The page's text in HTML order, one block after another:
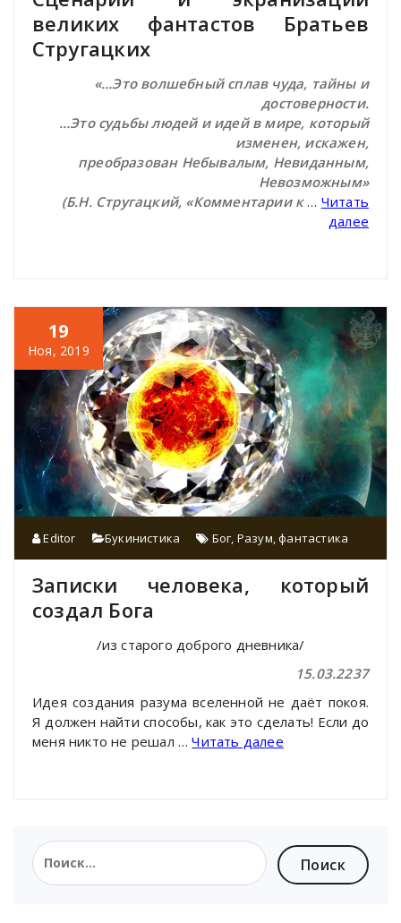
великих фантастов Братьев
Стругацких
«…Это волшебный сплав чуда, тайны и
достоверности.
…Это судьбы людей и идей в мире, который
изменен, искажен,
преобразован Небывалым, Невиданным,
Невозможным»
(Б.Н. Стругацкий, «Комментарии к … Читать
далее
19
Ноя, 2019
Editor Букинистика Бог Разум ,фантастика
Записки человека, который
создал Бога
/из старого доброго дневника/
15.03.2237
Идея создания разума вселенной не даёт покоя.
Я должен найти способы, как это сделать! Если до
меня никто не решал …Читать далее
Найти: